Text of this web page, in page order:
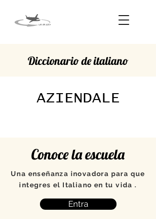
Diccionario de italiano
AZIENDALE
Conoce la escuela
Una enseñanza inovadora para que
integres el Italiano en tu vida .
Entra